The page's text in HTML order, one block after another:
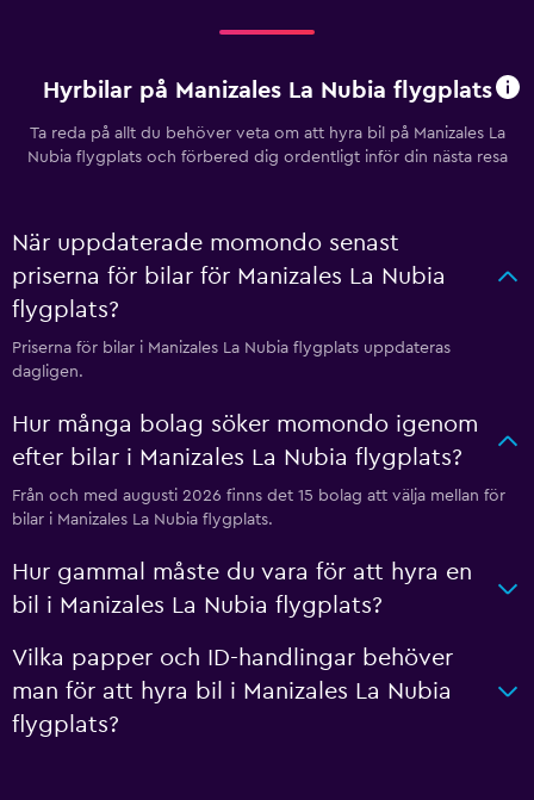
Hyrbilar på Manizales La Nubia flygplats
Ta reda på allt du behöver veta om att hyra bil på Manizales La
Nubia flygplats och förbered dig ordentligt inför din nästa resa
När uppdaterade momondo senast
priserna för bilar för Manizales La Nubia
flygplats?
Priserna för bilar i Manizales La Nubia flygplats uppdateras
dagligen.
Hur många bolag söker momondo igenom
efter bilar i Manizales La Nubia flygplats?
Från och med augusti 2026 finns det 15 bolag att välja mellan för
bilar i Manizales La Nubia flygplats.
Hur gammal måste du vara för att hyra en
bil i Manizales La Nubia flygplats?
Vilka papper och ID-handlingar behöver
man för att hyra bil i Manizales La Nubia
flygplats?